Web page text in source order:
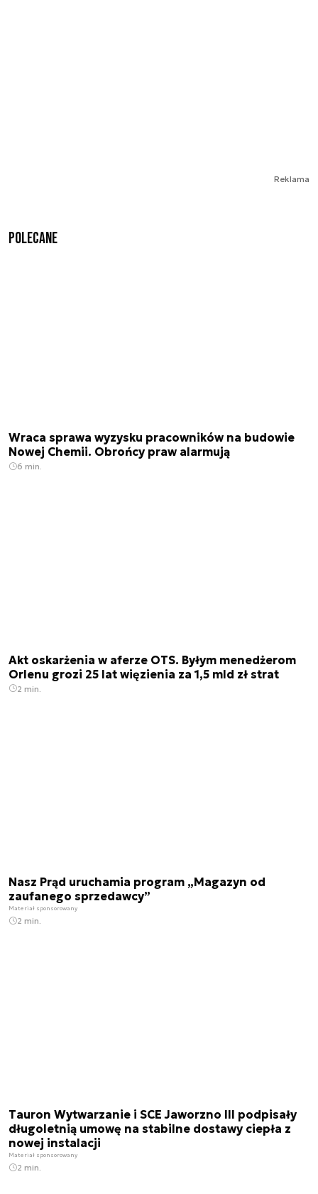
Reklama
Polecane
Wraca sprawa wyzysku pracowników na budowie
Nowej Chemii. Obrońcy praw alarmują
6 min.
Akt oskarżenia w aferze OTS. Byłym menedżerom
Orlenu grozi 25 lat więzienia za 1,5 mld zł strat
2 min.
Nasz Prąd uruchamia program „Magazyn od
zaufanego sprzedawcy”
Materiał sponsorowany
2 min.
Tauron Wytwarzanie i SCE Jaworzno III podpisały
długoletnią umowę na stabilne dostawy ciepła z
nowej instalacji
Materiał sponsorowany
2 min.